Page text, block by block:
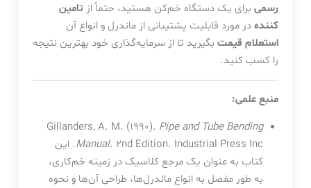
رسمیبرای یک دستگاه خم‌کن هستید، حتماً از تامین
کنندهدر مورد قابلیت پشتیبانی از ماندرل و انواع آن
استعلام قیمتبگیرید تا از سرمایه‌گذاری خود بهترین نتیجه
را کسب کنید.
منبع علمی:
Gillanders, A. M. (1990). Pipe and Tube Bending
Manual. 2nd Edition. Industrial Press Inc. این
کتاب به عنوان یک مرجع کلاسیک در زمینه خم‌کاری،
به طور مفصل به انواع ماندرل‌ها، طراحی آن‌ها و نحوه